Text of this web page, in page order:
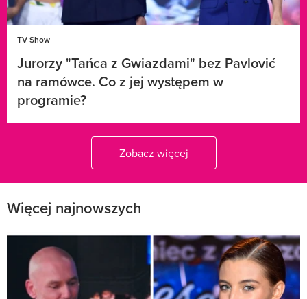
TV Show
Jurorzy "Tańca z Gwiazdami" bez Pavlović
na ramówce. Co z jej występem w
programie?
Zobacz więcej
Więcej najnowszych